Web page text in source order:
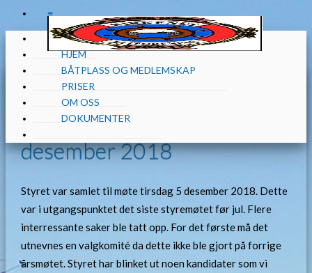
≡
≡
«
HJEM
BÅTPLASS OG MEDLEMSKAP
PRISER
OM OSS
DOKUMENTER
«
Styremøte gjennomført 5.
desember 2018
Styret var samlet til møte tirsdag 5 desember 2018. Dette
var i utgangspunktet det siste styremøtet før jul. Flere
interressante saker ble tatt opp. For det første må det
utnevnes en valgkomité da dette ikke ble gjort på forrige
årsmøtet. Styret har blinket ut noen kandidater som vi